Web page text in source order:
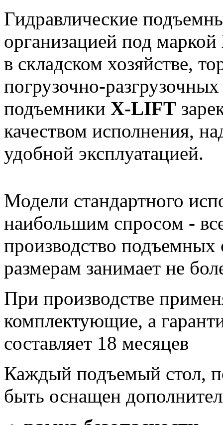
Гидравлические
организацией под маркой
в складском хозяйстве,
погрузочно-
подъемники X-LIFT
качеством исполнения,
удобной эксплуатацией.
Модели стандартного
наибольшим спросом -
производство
размерам занимает не
При производстве
комплектующие, а
составляет 18 месяцев
Каждый подъемый стол,
быть оснащен